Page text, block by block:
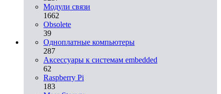
Модули связи
1662
Obsolete
39
Одноплатные компьютеры
287
Аксессуары к системам embedded
62
Raspberry Pi
183